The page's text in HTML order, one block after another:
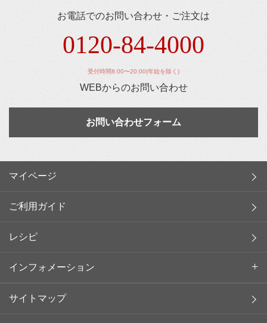
お電話でのお問い合わせ・ご注文は
0120-84-4000
受付時間8:00〜20:00(年始を除く)
WEBからのお問い合わせ
お問い合わせフォーム
マイページ
ご利用ガイド
レシピ
インフォメーション
サイトマップ